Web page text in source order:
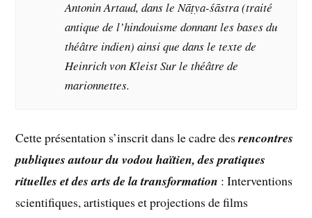
Antonin Artaud, dans le Nāṭya-śāstra (traité
antique de l’hindouisme donnant les bases du
théâtre indien) ainsi que dans le texte de
Heinrich von Kleist Sur le théâtre de
marionnettes.
Cette présentation s’inscrit dans le cadre desrencontres
publiques autour du vodou haïtien, des pratiques
rituelles et des arts de la transformation : Interventions
scientifiques, artistiques et projections de films